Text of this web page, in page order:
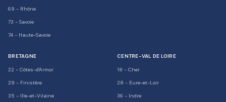
69 - Rhône
73 - Savoie
74 - Haute-Savoie
BRETAGNE
22 - Côtes-d'Armor
29 - Finistère
35 - Ille-et-Vilaine
CENTRE-VAL DE LOIRE
18 - Cher
28 - Eure-et-Loir
36 - Indre